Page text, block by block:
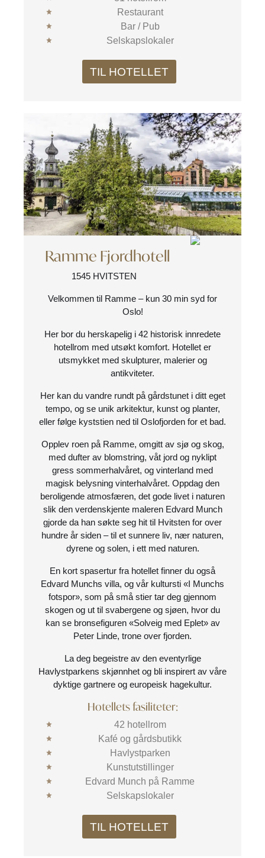
Restaurant
Bar / Pub
Selskapslokaler
TIL HOTELLET
Ramme Fjordhotell
1545 HVITSTEN
Velkommen til Ramme – kun 30 min syd for
Oslo!
Her bor du herskapelig i 42 historisk innredete
hotellrom med utsøkt komfort. Hotellet er
utsmykket med skulpturer, malerier og
antikviteter.
Her kan du vandre rundt på gårdstunet i ditt eget
tempo, og se unik arkitektur, kunst og planter,
eller følge kyststien ned til Oslofjorden for et bad.
Opplev roen på Ramme, omgitt av sjø og skog,
med dufter av blomstring, våt jord og nyklipt
gress sommerhalvåret, og vinterland med
magisk belysning vinterhalvåret. Oppdag den
beroligende atmosfæren, det gode livet i naturen
slik den verdenskjente maleren Edvard Munch
gjorde da han søkte seg hit til Hvitsten for over
hundre år siden – til et sunnere liv, nær naturen,
dyrene og solen, i ett med naturen.
En kort spasertur fra hotellet finner du også
Edvard Munchs villa, og vår kultursti «I Munchs
fotspor», som på små stier tar deg gjennom
skogen og ut til svabergene og sjøen, hvor du
kan se bronsefiguren «Solveig med Eplet» av
Peter Linde, trone over fjorden.
La deg begeistre av den eventyrlige
Havlystparkens skjønnhet og bli inspirert av våre
dyktige gartnere og europeisk hagekultur.
Hotellets fasiliteter:
42 hotellrom
Kafé og gårdsbutikk
Havlystparken
Kunstutstillinger
Edvard Munch på Ramme
Selskapslokaler
TIL HOTELLET